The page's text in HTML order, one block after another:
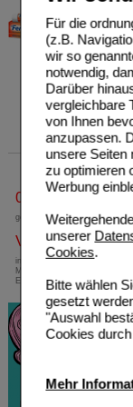
Für die
(z.B.
wir so
notwendig,
Darüber
vergleichbare
von Ihnen
anzupassen.
unsere Seiten
zu optimieren
Werbung
unserer
Cookies.
Bitte wählen
gesetzt
"Auswahl
Cookies
Mehr
12550409
30g Gel
0800-10 11 422
gebührenfreie Rufnummer
innerhalb Deutschlands bei
Mindestbestellwert von 13,99
Einsendung eines